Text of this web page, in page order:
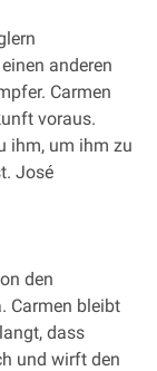
anderen
Carmen
voraus.
ihm, um ihm zu
José
den
Carmen bleibt
dass
und wirft den